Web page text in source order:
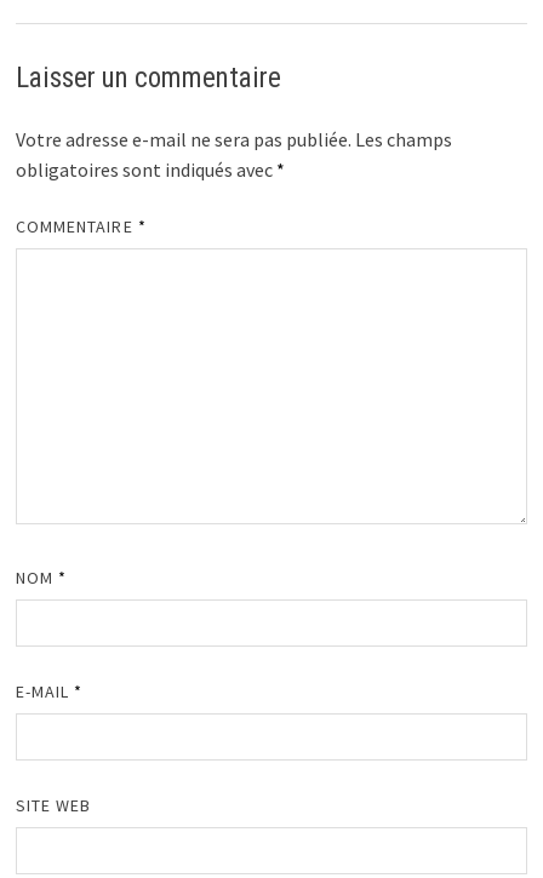
Laisser un commentaire
Votre adresse e-mail ne sera pas publiée. Les champs
obligatoires sont indiqués avec *
COMMENTAIRE *
NOM *
E-MAIL *
SITE WEB